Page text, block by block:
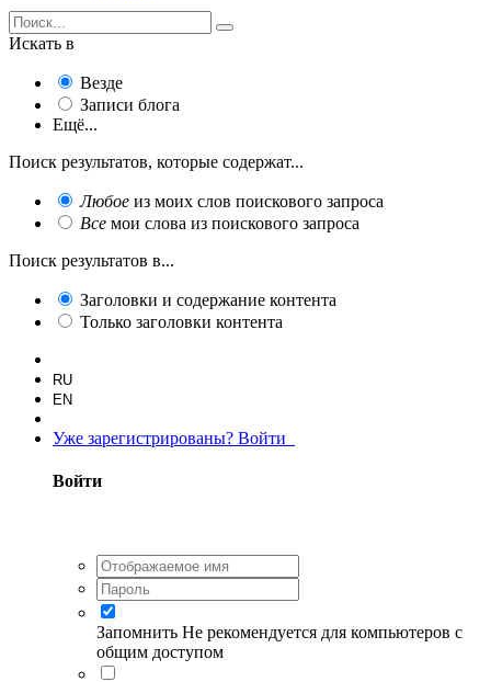
Искать в
Везде
Записи блога
Ещё...
Поиск результатов, которые содержат...
Любое из моих слов поискового запроса
Все мои слова из поискового запроса
Поиск результатов в...
Заголовки и содержание контента
Только заголовки контента
RU
EN
Уже зарегистрированы? Войти
Войти
Запомнить Не рекомендуется для компьютеров с
общим доступом